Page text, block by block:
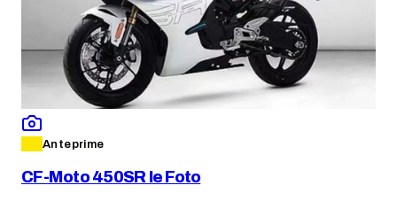
Anteprime
CF-Moto 450SR le Foto